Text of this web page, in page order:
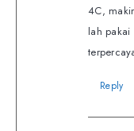
4C,
lah
Reply